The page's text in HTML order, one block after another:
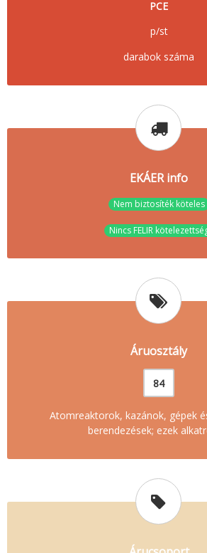
PCE
p/st
darabok száma
EKÁER info
Nem biztosíték köteles
Nincs FELIR
Áruosztály
84
Atomreaktorok, kazánok, gépek
berendezések; ezek